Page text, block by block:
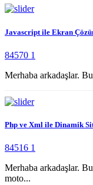
Javascript ile Ekran
84570 1
Merhaba arkadaşlar.
Php ve Xml ile Dinamik
84516 1
Merhaba arkadaşlar.
moto...